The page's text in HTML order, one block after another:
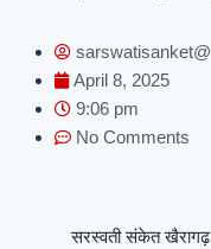
sarswatisanket@
April 8, 2025
9:06 pm
No Comments
सरस्वती संकेत खैरागढ़